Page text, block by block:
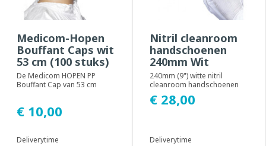
Medicom-Hopen
Bouffant Caps wit
53 cm (100 stuks)
De Medicom HOPEN PP
Bouffant Cap van 53 cm
hoofdbeschermi...
€ 10,00
Deliverytime
Nitril cleanroom
handschoenen
240mm Wit
240mm (9") witte nitril
cleanroom handschoenen
zijn latexvrij en bestand
tegen uiteenlopen...
€ 28,00
Deliverytime